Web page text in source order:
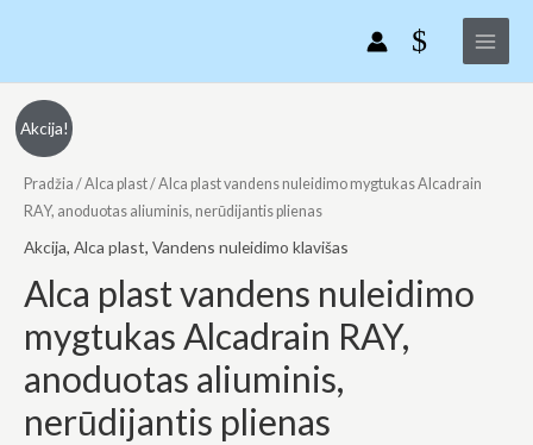
Main
Menu
Akcija!
Pradžia /Alca plast/ Alca plast vandens nuleidimo mygtukas Alcadrain
RAY, anoduotas aliuminis, nerūdijantis plienas
Akcija, Alca plast, Vandens nuleidimo klavišas
Alca plast vandens nuleidimo
mygtukas Alcadrain RAY,
anoduotas aliuminis,
nerūdijantis plienas
price
was:
€259.00.
price
is:
produkto
kiekis:
Alca
plast
vandens
mygtukas
Alcadrain
anoduotas
aliuminis,
mygtukas
plienas